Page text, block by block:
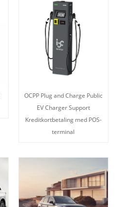
OCPP Plug and Charge Public
EV Charger Support
Kreditkortbetaling med POS-
terminal